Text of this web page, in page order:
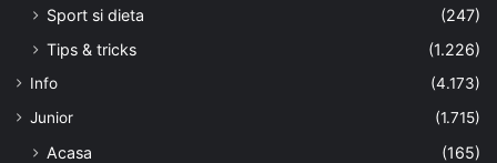
Sport si dieta
(247)
Tips & tricks
(1.226)
Info
(4.173)
Junior
(1.715)
Acasa
(165)